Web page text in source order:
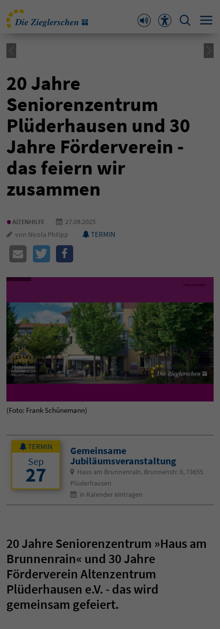
20 Jahre
Seniorenzentrum
Plüderhausen und 30
Jahre Förderverein -
das feiern wir
zusammen
•ALTENHILFE
27.08.2025
von Nicola Philipp
TERMIN
(Foto: Frank Schünemann)
TERMIN
Sep
27
Gemeinsame
Jubiläumsveranstaltung
Haus am Brunnenrain, Brunnenstr. 6, 73655
Plüderhausen
in Kalender eintragen
20 Jahre Seniorenzentrum »Haus am
Brunnenrain« und 30 Jahre
Förderverein Altenzentrum
Plüderhausen e.V. - das wird
gemeinsam gefeiert.